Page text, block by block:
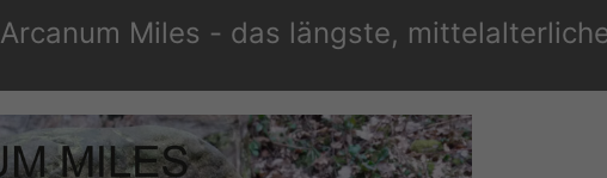
Arcanum Miles - das längste,